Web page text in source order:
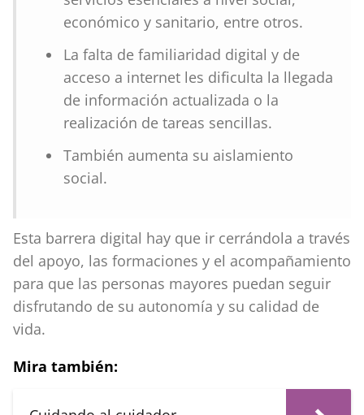
económico y sanitario, entre otros.
La falta de familiaridad digital y de
acceso a internet les dificulta la llegada
de información actualizada o la
realización de tareas sencillas.
También aumenta su aislamiento
social.
Esta barrera digital hay que ir cerrándola a través
del apoyo, las formaciones y el acompañamiento
para que las personas mayores puedan seguir
disfrutando de su autonomía y su calidad de
vida.
Mira también: